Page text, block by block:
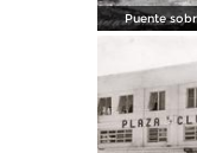
Puente